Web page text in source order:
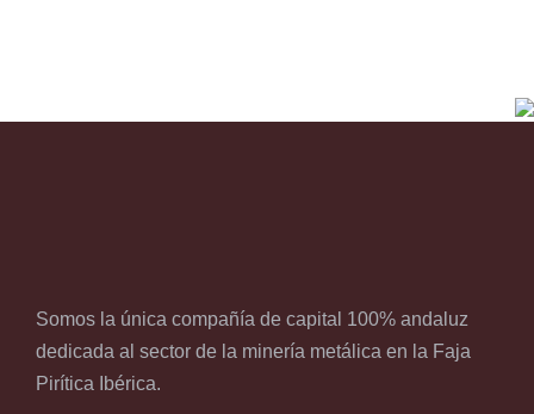
Somos la única compañía de capital 100% andaluz
dedicada al sector de la minería metálica en la Faja
Pirítica Ibérica.